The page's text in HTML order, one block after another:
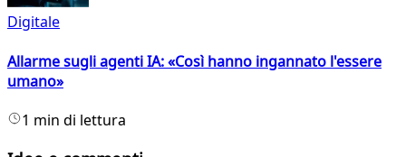
Digitale
Allarme sugli agenti IA: «Così hanno ingannato l'essere
umano»
1 min di lettura